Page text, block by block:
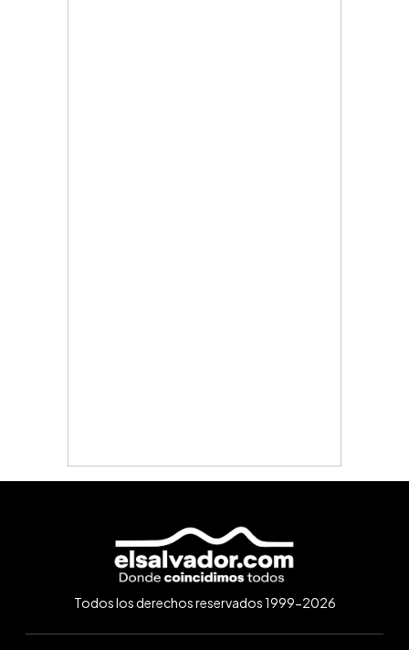
Todos los derechos reservados 1999-2026